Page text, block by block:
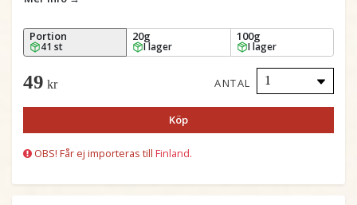
Portion
41 st
20g
I lager
100g
I lager
49 kr ANTAL
Köp
OBS! Får ej importeras till Finland.